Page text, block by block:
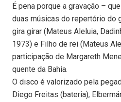
É pena porque a gravação –
duas músicas do repertório do
gira girar (Mateus Aleluia,
1973) e Filho de rei (Mateus
participação de Margareth
quente da Bahia.
O disco é valorizado pela
Diego Freitas (bateria),